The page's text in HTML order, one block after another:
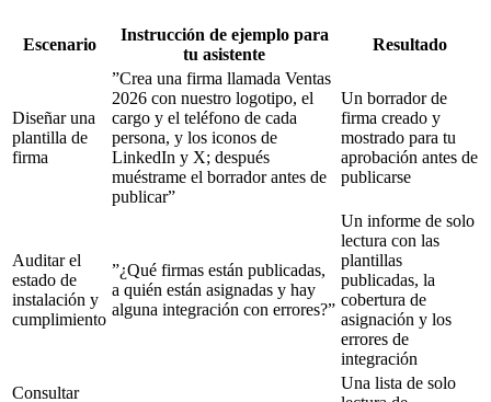
Escenario
Instrucción de ejemplo para
tu asistente
Resultado
Diseñar una
plantilla de
firma
”Crea una firma llamada Ventas
2026 con nuestro logotipo, el
cargo y el teléfono de cada
persona, y los iconos de
LinkedIn y X; después
muéstrame el borrador antes de
publicar”
Un borrador de
firma creado y
mostrado para tu
aprobación antes de
publicarse
Auditar el
estado de
instalación y
cumplimiento
”¿Qué firmas están publicadas,
a quién están asignadas y hay
alguna integración con errores?”
Un informe de solo
lectura con las
plantillas
publicadas, la
cobertura de
asignación y los
errores de
integración
Consultar
Una lista de solo